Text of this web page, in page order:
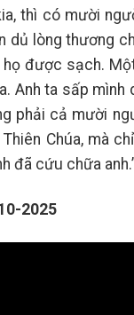
thì có mười
dủ lòng thương
được sạch.
Anh ta sấp
phải cả mười
Chúa, mà
đã cứu chữa
2025